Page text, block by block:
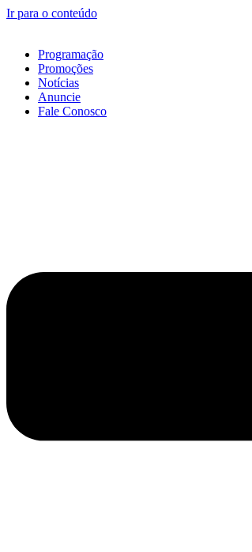
Ir para o conteúdo
Programação
Promoções
Notícias
Anuncie
Fale Conosco